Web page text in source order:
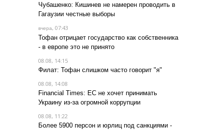
Чубашенко: Кишинев не намерен проводить в
Гагаузии честные выборы
вчера, 07:43
Тофан отрицает государство как собственника
- в европе это не принято
08.08, 14:15
Филат: Тофан слишком часто говорит "я"
08.08, 14:08
Financial Times: ЕС не хочет принимать
Украину из-за огромной коррупции
08.08, 11:22
Более 5900 персон и юрлиц под санкциями -